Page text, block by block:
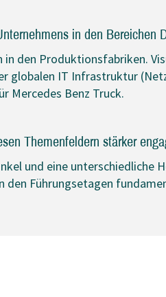
in den Bereichen
den Produktionsfabriken.
globalen IT Infrastruktur
Mercedes Benz Truck.
Themenfeldern stärker
und eine unterschiedliche
den Führungsetagen